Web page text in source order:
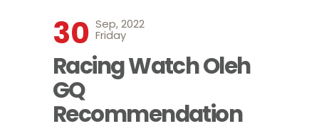
30 Sep, 2022
Friday
Racing Watch Oleh
GQ
Recommendation